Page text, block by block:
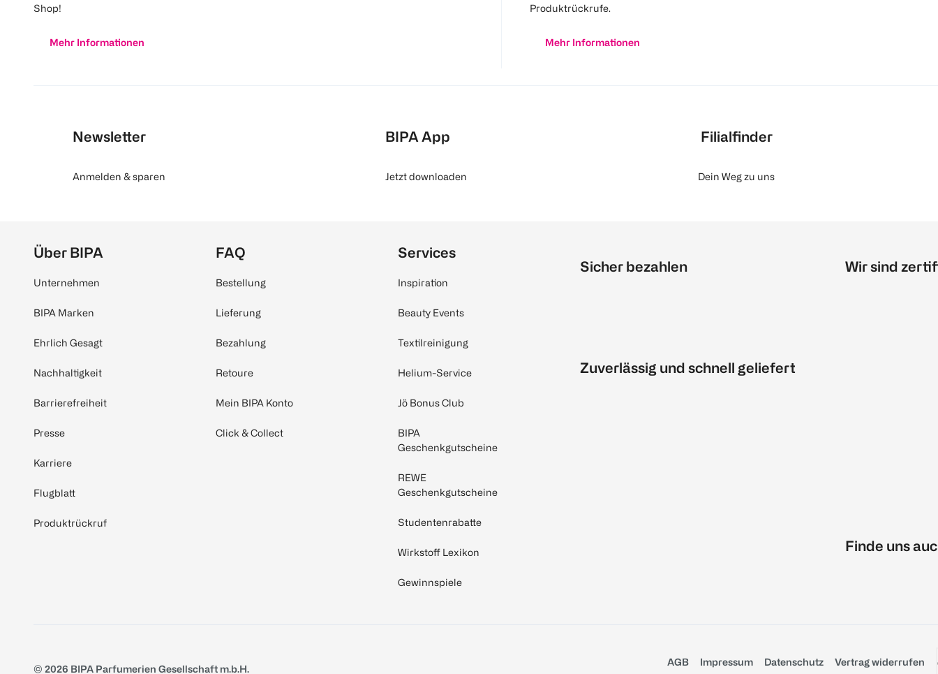
Shop!
Mehr Informationen
Produktrückrufe.
Mehr Informationen
Newsletter
Anmelden & sparen
BIPA App
Jetzt downloaden
Filialfinder
Dein Weg zu uns
Über BIPA
Unternehmen
BIPA Marken
Ehrlich Gesagt
Nachhaltigkeit
Barrierefreiheit
Presse
Karriere
Flugblatt
Produktrückruf
FAQ
Bestellung
Lieferung
Bezahlung
Retoure
Mein BIPA Konto
Click & Collect
Services
Inspiration
Beauty Events
Textilreinigung
Helium-Service
Jö Bonus Club
BIPA
Geschenkgutscheine
REWE
Geschenkgutscheine
Studentenrabatte
Wirkstoff Lexikon
Gewinnspiele
Sicher bezahlen
Zuverlässig und schnell geliefert
Wir sind
Finde uns
© 2026 BIPA Parfumerien Gesellschaft m.b.H.
AGB Impressum Datenschutz Vertrag widerrufen